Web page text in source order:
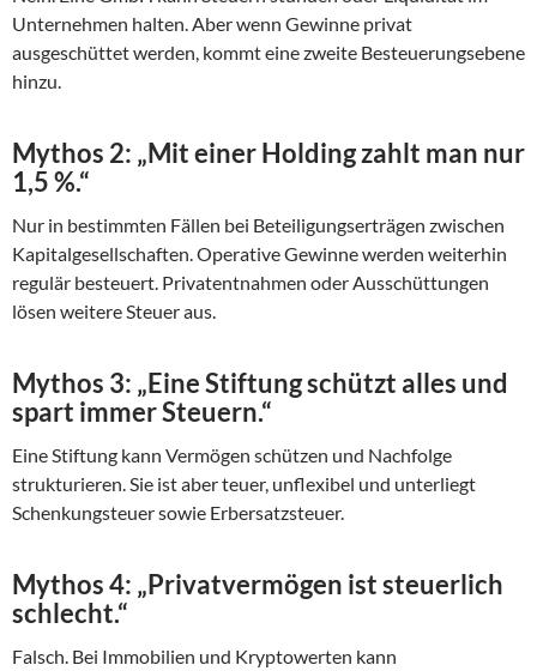
Unternehmen halten. Aber wenn Gewinne privat
ausgeschüttet werden, kommt eine zweite Besteuerungsebene
hinzu.
Mythos 2: „Mit einer Holding zahlt man nur
1,5 %.“
Nur in bestimmten Fällen bei Beteiligungserträgen zwischen
Kapitalgesellschaften. Operative Gewinne werden weiterhin
regulär besteuert. Privatentnahmen oder Ausschüttungen
lösen weitere Steuer aus.
Mythos 3: „Eine Stiftung schützt alles und
spart immer Steuern.“
Eine Stiftung kann Vermögen schützen und Nachfolge
strukturieren. Sie ist aber teuer, unflexibel und unterliegt
Schenkungsteuer sowie Erbersatzsteuer.
Mythos 4: „Privatvermögen ist steuerlich
schlecht.“
Falsch. Bei Immobilien und Kryptowerten kann